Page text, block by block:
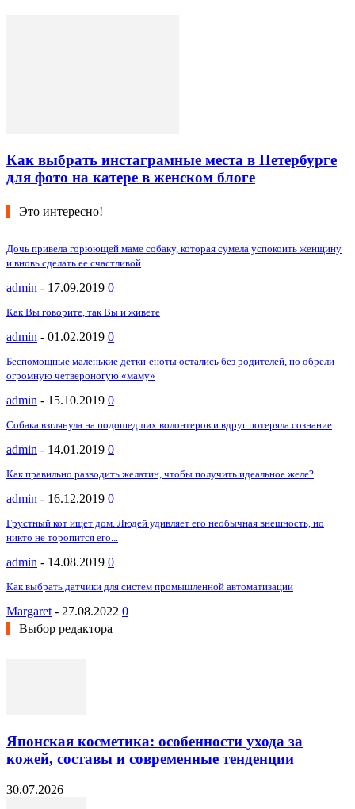
Как выбрать инстаграмные места в Петербурге
для фото на катере в женском блоге
Это интересно!
Дочь привела горюющей маме собаку, которая сумела успокоить женщину
и вновь сделать ее счастливой
admin - 17.09.2019 0
Как Вы говорите, так Вы и живете
admin - 01.02.2019 0
Беспомощные маленькие детки-еноты остались без родителей, но обрели
огромную четвероногую «маму»
admin - 15.10.2019 0
Собака взглянула на подошедших волонтеров и вдруг потеряла сознание
admin - 14.01.2019 0
Как правильно разводить желатин, чтобы получить идеальное желе?
admin - 16.12.2019 0
Грустный кот ищет дом. Людей удивляет его необычная внешность, но
никто не торопится его...
admin - 14.08.2019 0
Как выбрать датчики для систем промышленной автоматизации
Margaret - 27.08.2022 0
Выбор редактора
Японская косметика: особенности ухода за
кожей, составы и современные тенденции
30.07.2026